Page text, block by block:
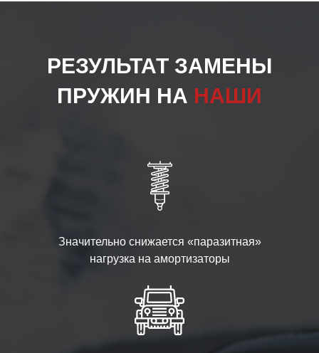
РЕЗУЛЬТАТ ЗАМЕНЫ
ПРУЖИН НА НАШИ
Значительно снижается «паразитная»
нагрузка на амортизаторы